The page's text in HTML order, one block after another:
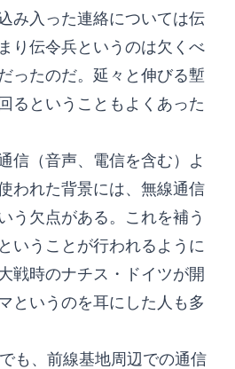
み入った連絡については伝
り伝令兵というのは欠くべ
ったのだ。延々と伸びる塹
るということもよくあった
信（音声、電信を含む）よ
われた背景には、無線通信
う欠点がある。これを補う
いうことが行われるように
戦時のナチス・ドイツが開
というのを耳にした人も多
も、前線基地周辺での通信